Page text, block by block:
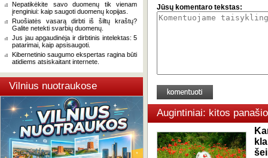
Nepatikėkite savo duomenų tik vienam
įrenginiui: kaip saugoti duomenų kopijas.
Ruošiatės vasarą dirbti iš šiltų kraštų?
Galite netekti svarbių duomenų.
Jus jau apgaudinėja ir dirbtinis intelektas: 5
patarimai, kaip apsisaugoti.
Kibernetinio saugumo ekspertas ragina būti
atidiems atsiskaitant internete.
Vilnius nuotraukose
Jūsų komentaro tekstas:
Augintiniai: kitos